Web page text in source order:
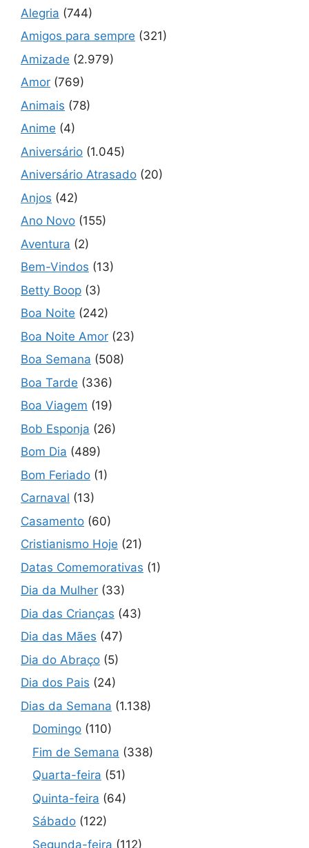
Alegria (744)
Amigos para sempre (321)
Amizade (2.979)
Amor (769)
Animais (78)
Anime (4)
Aniversário (1.045)
Aniversário Atrasado (20)
Anjos (42)
Ano Novo (155)
Aventura (2)
Bem-Vindos (13)
Betty Boop (3)
Boa Noite (242)
Boa Noite Amor (23)
Boa Semana (508)
Boa Tarde (336)
Boa Viagem (19)
Bob Esponja (26)
Bom Dia (489)
Bom Feriado (1)
Carnaval (13)
Casamento (60)
Cristianismo Hoje (21)
Datas Comemorativas (1)
Dia da Mulher (33)
Dia das Crianças (43)
Dia das Mães (47)
Dia do Abraço (5)
Dia dos Pais (24)
Dias da Semana (1.138)
Domingo (110)
Fim de Semana (338)
Quarta-feira (51)
Quinta-feira (64)
Sábado (122)
Segunda-feira (112)